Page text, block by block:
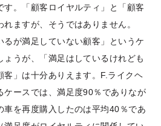
す。「顧客ロイヤルティ」と「顧客
ますが、そうではありません。
るが満足していない顧客」というケ
ょうが、「満足はしているけれども
客」は十分ありえます。F.ライクヘ
ケースでは、満足度90％でありなが
車を再度購入したのは平均40％であ